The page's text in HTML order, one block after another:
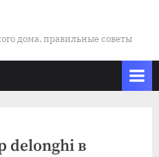
дома, правильные советы
delonghi в